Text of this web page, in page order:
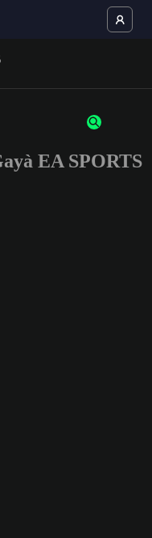
or numbers
EA SPORTS